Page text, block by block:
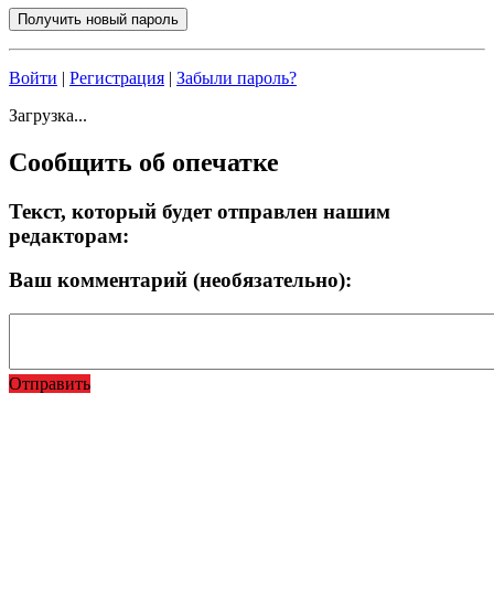
Войти | Регистрация | Забыли пароль?
Загрузка...
Сообщить об опечатке
Текст, который будет отправлен нашим
редакторам:
Ваш комментарий (необязательно):
Отправить